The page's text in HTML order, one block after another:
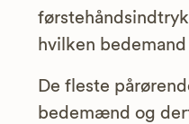
hvilken
De fleste
bedemænd og